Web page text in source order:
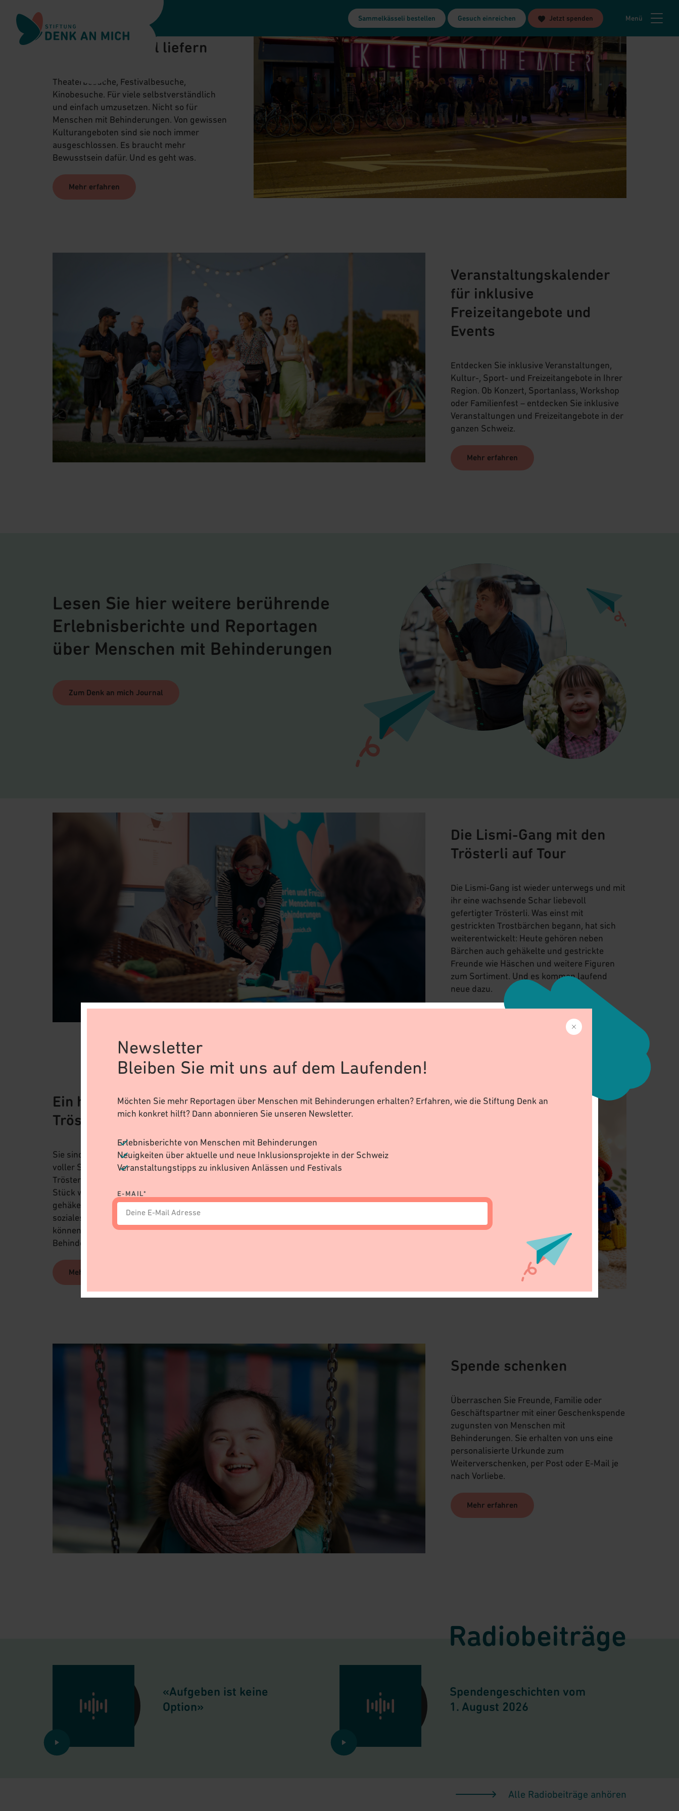
Zur Navigation springen
Zur Fusszeile springen
Sammelkässeli bestellen Gesuch einreichen Jetzt spenden Menü
Wer Inklusion von Anfang
an denkt, kann grosses
Kulturspektakel liefern
Theaterbesuche, Festivalbesuche,
Kinobesuche. Für viele selbstverständlich
und einfach umzusetzen. Nicht so für
Menschen mit Behinderungen. Von gewissen
Kulturangeboten sind sie noch immer
ausgeschlossen. Es braucht mehr
Bewusstsein dafür. Und es geht was.
Mehr erfahren
Veranstaltungskalender
für inklusive
Freizeitangebote und
Events
Entdecken Sie inklusive Veranstaltungen,
Kultur-, Sport- und Freizeitangebote in Ihrer
Region. Ob Konzert, Sportanlass, Workshop
oder Familienfest – entdecken Sie inklusive
Veranstaltungen und Freizeitangebote in der
ganzen Schweiz.
Mehr erfahren
Lesen Sie hier weitere berührende
Erlebnisberichte und Reportagen
über Menschen mit Behinderungen
Zum Denk an mich Journal
Die Lismi-Gang mit den
Trösterli auf Tour
Die Lismi-Gang ist wieder unterwegs und mit
ihr eine wachsende Schar liebevoll
gefertigter Trösterli. Was einst mit
gestrickten Trostbärchen begann, hat sich
weiterentwickelt: Heute gehören neben
Bärchen auch gehäkelte und gestrickte
Freunde wie Häschen und weitere Figuren
zum Sortiment. Und es kommen laufend
neue dazu.
Ein handgemachtes
Trösterli adoptieren
Sie sind einzigartig, charakterstark und
voller Symbolkraft: die handgemachten
Trösterli der Lismi-Gang. Jedes einzelne
Stück wird mit Sorgfalt gestrickt oder
gehäkelt und steht für Solidarität und
soziales Engagement. Ausgewählte Trösterli
können zugunsten von Menschen mit
Behinderungen online adoptiert werden.
Mehr erfahren
Spende schenken
Überraschen Sie Freunde, Familie oder
Geschäftspartner mit einer Geschenkspende
zugunsten von Menschen mit
Behinderungen. Sie erhalten von uns eine
personalisierte Urkunde zum
Weiterverschenken, per Post oder E-Mail je
nach Vorliebe.
Mehr erfahren
Radiobeiträge
«Aufgeben ist keine
Option»
Spendengeschichten vom
1. August 2026
Alle Radiobeiträge anhören
Newsletter
Bleiben Sie mit uns auf dem Laufenden!
Möchten Sie mehr Reportagen über Menschen mit Behinderungen erhalten? Erfahren, wie die Stiftung Denk an
mich konkret hilft? Dann abonnieren Sie unseren Newsletter.
Erlebnisberichte von Menschen mit Behinderungen
Neuigkeiten über aktuelle und neue Inklusionsprojekte in der Schweiz
Veranstaltungstipps zu inklusiven Anlässen und Festivals
E-MAIL*